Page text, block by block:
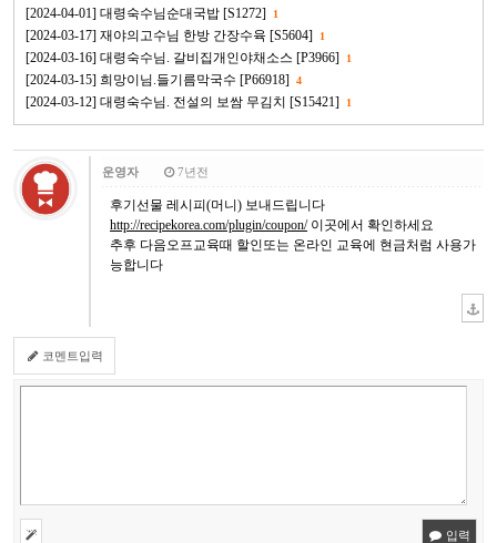
[2024-04-01] 대령숙수님순대국밥 [S1272] 1
[2024-03-17] 재야의고수님 한방 간장수육 [S5604] 1
[2024-03-16] 대령숙수님. 갈비집개인야채소스 [P3966] 1
[2024-03-15] 희망이님.들기름막국수 [P66918] 4
[2024-03-12] 대령숙수님. 전설의 보쌈 무김치 [S15421] 1
운영자 7년전
후기선물 레시피(머니) 보내드립니다
http://recipekorea.com/plugin/coupon/이곳에서 확인하세요
추후 다음오프교육때 할인또는 온라인 교육에 현금처럼 사용가
능합니다
코멘트입력
입력